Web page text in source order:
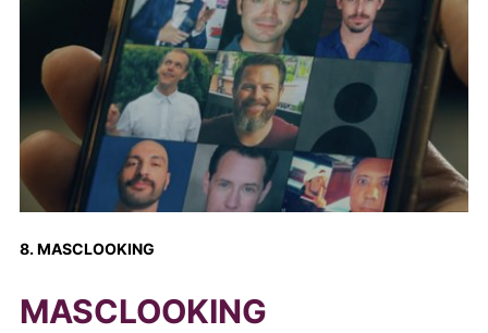
8. MASCLOOKING
MASCLOOKING